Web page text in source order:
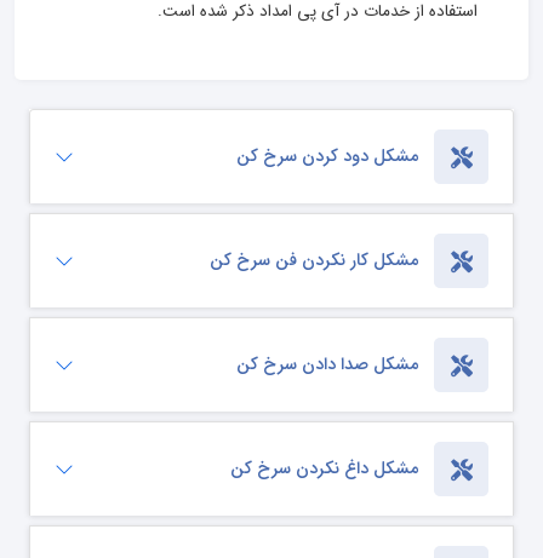
استفاده از خدمات در آی پی امداد ذکر شده است.
مشکل دود کردن سرخ کن
مشکل کار نکردن فن سرخ کن
مشکل صدا دادن سرخ کن
مشکل داغ نکردن سرخ کن